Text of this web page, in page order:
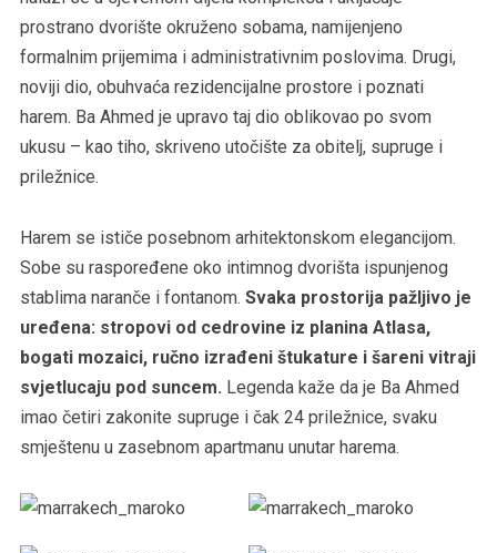
prostrano dvorište okruženo sobama, namijenjeno
formalnim prijemima i administrativnim poslovima. Drugi,
noviji dio, obuhvaća rezidencijalne prostore i poznati
harem. Ba Ahmed je upravo taj dio oblikovao po svom
ukusu – kao tiho, skriveno utočište za obitelj, supruge i
priležnice.
Harem se ističe posebnom arhitektonskom elegancijom.
Sobe su raspoređene oko intimnog dvorišta ispunjenog
stablima naranče i fontanom. Svaka prostorija pažljivo je
uređena: stropovi od cedrovine iz planina Atlasa,
bogati mozaici, ručno izrađeni štukature i šareni vitraji
svjetlucaju pod suncem. Legenda kaže da je Ba Ahmed
imao četiri zakonite supruge i čak 24 priležnice, svaku
smještenu u zasebnom apartmanu unutar harema.